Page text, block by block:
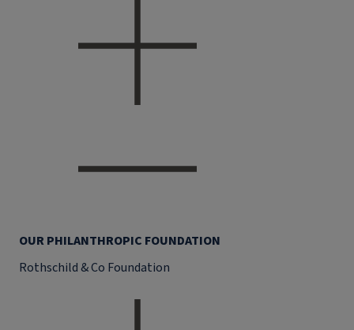
OUR PHILANTHROPIC FOUNDATION
Rothschild & Co Foundation